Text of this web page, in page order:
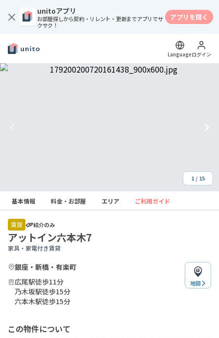
unitoアプリ
お部屋探しから契約・リレント・更新までアプリでサ
クサク！
アプリを開く
Languageログイン
Item
15
1 / 15
基本情報 料金・お部屋 エリア ご利用ガイド
賃貸 紹介のみ
アットイン六本木7
家具・家電付き賃貸
銀座・新橋・有楽町
広尾駅徒歩11分
乃木坂駅徒歩15分
六本木駅徒歩15分
地図
この物件について